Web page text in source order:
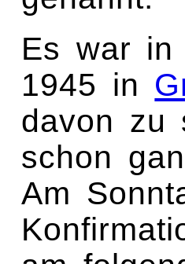
Es war in
1945 in
davon zu
schon
Am